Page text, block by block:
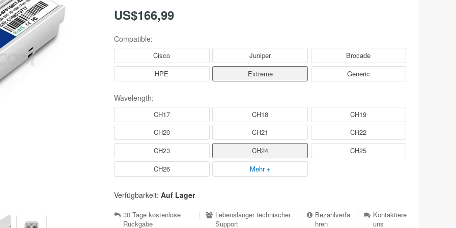
US$166,99
Compatible:
Cisco Juniper
Brocade
HPE
Extreme Generic
Wavelength:
CH17 CH18
CH19
CH20
CH21
CH22
CH23
CH24
CH25
CH26
Mehr +
Verfügbarkeit: Auf Lager
30 Tage kostenlose
Rückgabe
|
Lebenslanger technischer
Support
|
Bezahlverfa
hren
|
Kontaktiere
uns